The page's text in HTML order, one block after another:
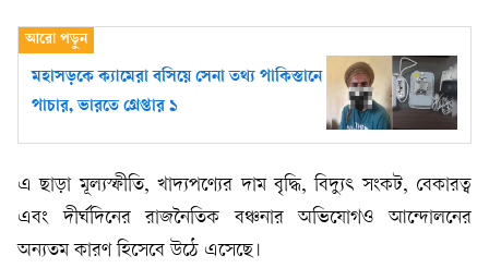
মহাসড়কে ক্যামেরা বসিয়ে সেনা তথ্য পাকিস্তানে
পাচার, ভারতে গ্রেপ্তার ১
এ ছাড়া মূল্যস্ফীতি, খাদ্যপণ্যের দাম বৃদ্ধি, বিদ্যুৎ সংকট, বেকারত্ব
এবং দীর্ঘদিনের রাজনৈতিক বঞ্চনার অভিযোগও আন্দোলনের
অন্যতম কারণ হিসেবে উঠে এসেছে।